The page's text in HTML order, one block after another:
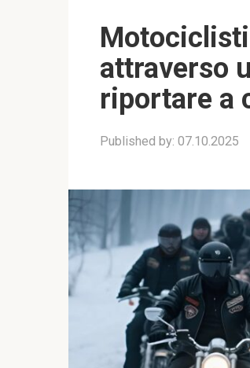
attraverso
riportare a
Published by: 07.10.2025